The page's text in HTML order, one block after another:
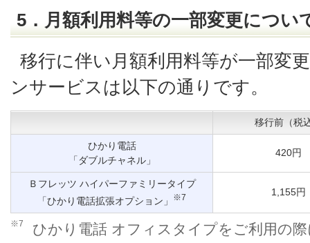
5．月額利用料等の一部変更につい
移行に伴い月額利用料等が一部変
ンサービスは以下の通りです。
移行前（税
ひかり電話
「ダブルチャネル」
420円
Ｂフレッツ ハイパーファミリータイプ
「ひかり電話拡張オプション」
※7 1,155円
※7 ひかり電話 オフィスタイプをご利用の